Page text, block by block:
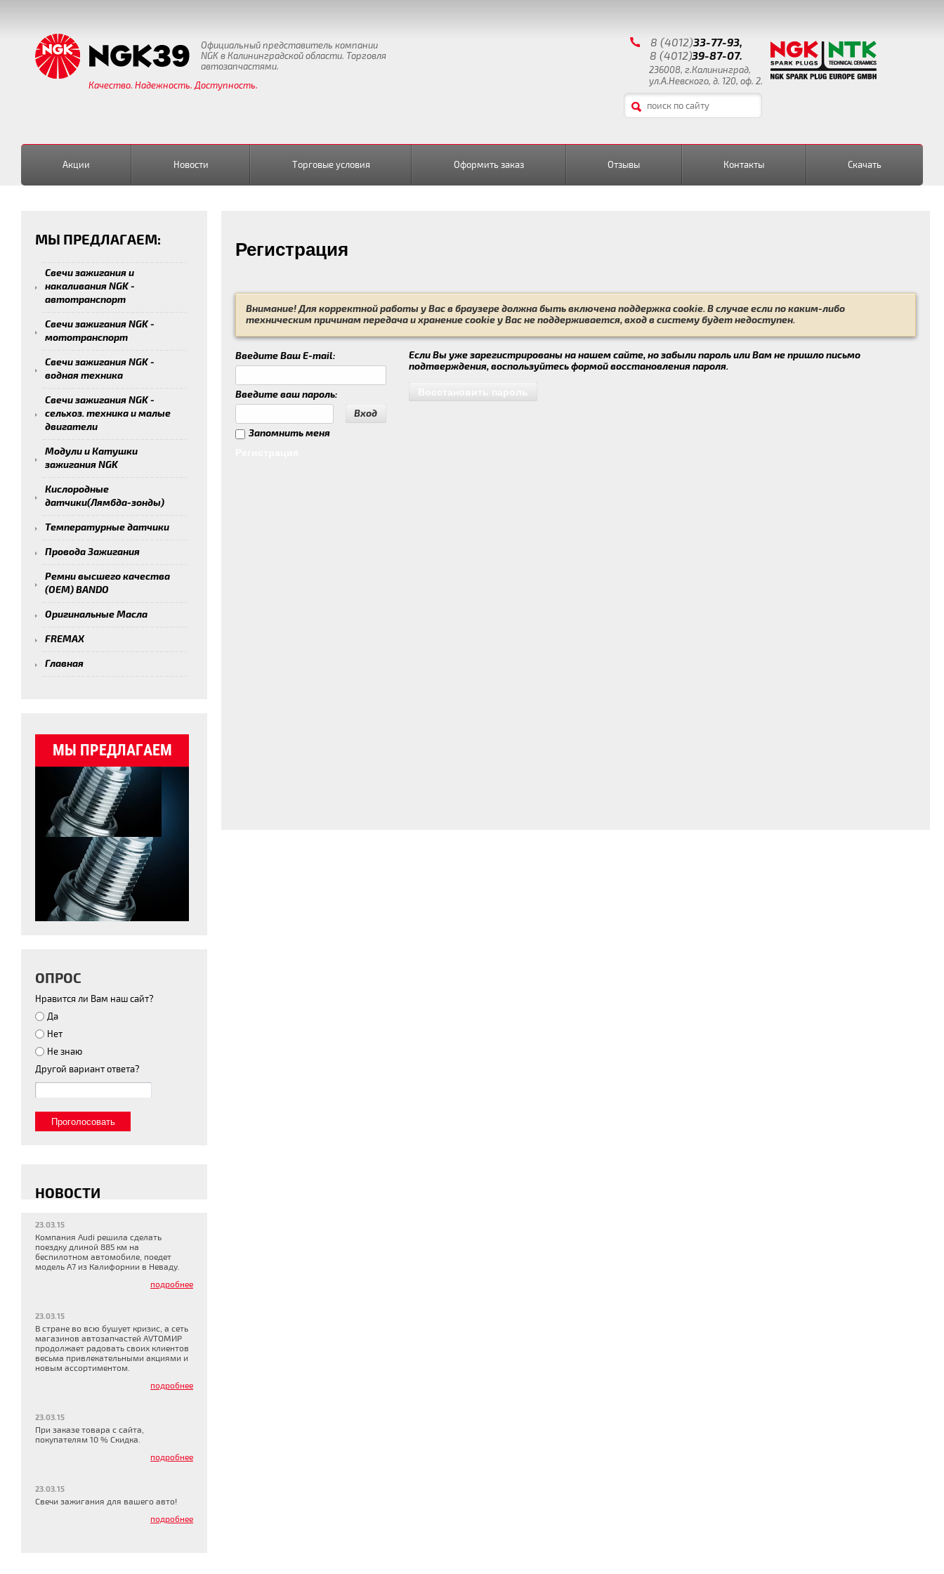
Официальный представитель компании
NGK в Калининградской области. Торговля
автозапчастями.
Качество. Надежность. Доступность.
8 (4012)33-77-93,
8 (4012)39-87-07.
236008, г.Калининград,
ул.А.Невского, д. 120, оф. 2.
Акции Новости Торговые условия Оформить заказ Отзывы Контакты Скачать
МЫ ПРЕДЛАГАЕМ:
Свечи зажигания и
накаливания NGK -
автотранспорт
Свечи зажигания NGK -
мототранспорт
Свечи зажигания NGK -
водная техника
Свечи зажигания NGK -
сельхоз. техника и малые
двигатели
Модули и Катушки
зажигания NGK
Кислородные
датчики(Лямбда-зонды)
Температурные датчики
Провода Зажигания
Ремни высшего качества
(ОЕМ) BANDO
Оригинальные Масла
FREMAX
Главная
МЫ ПРЕДЛАГАЕМ
ОПРОС
Нравится ли Вам наш сайт?
Да
Нет
Не знаю
Другой вариант ответа?
Проголосовать
НОВОСТИ
23.03.15
Компания Audi решила сделать
поездку длиной 885 км на
беспилотном автомобиле, поедет
модель A7 из Калифорнии в Неваду.
подробнее
23.03.15
В стране во всю бушует кризис, а сеть
магазинов автозапчастей AVTOМИР
продолжает радовать своих клиентов
весьма привлекательными акциями и
новым ассортиментом.
подробнее
23.03.15
При заказе товара с сайта,
покупателям 10 % Скидка.
подробнее
23.03.15
Свечи зажигания для вашего авто!
подробнее
Регистрация
Внимание! Для корректной работы у Вас в браузере должна быть включена поддержка cookie. В случае если по каким-либо
техническим причинам передача и хранение cookie у Вас не поддерживается, вход в систему будет недоступен.
Введите Ваш E-mail:
Введите ваш пароль:
Вход
Запомнить меня
Если Вы уже зарегистрированы на нашем сайте, но забыли пароль или Вам не пришло письмо
подтверждения, воспользуйтесь формой восстановления пароля.